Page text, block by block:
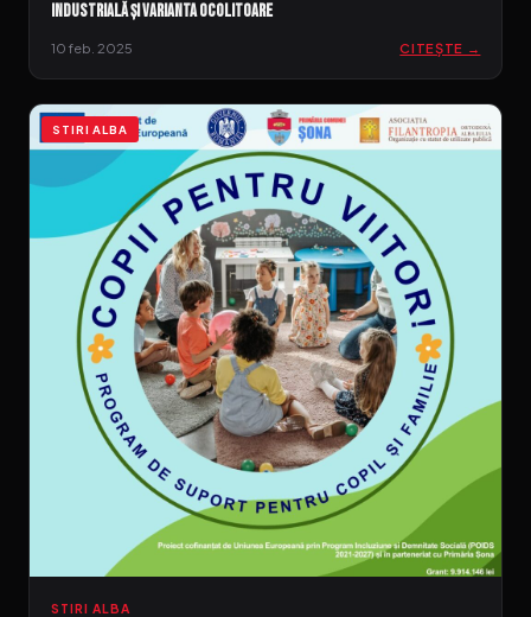
industrială și varianta ocolitoare
10 feb. 2025 CITEȘTE →
STIRI ALBA
STIRI ALBA